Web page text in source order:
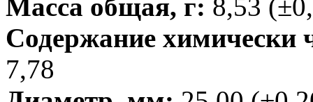
Масса общая, г: 8,53
Содержание химически
7,78